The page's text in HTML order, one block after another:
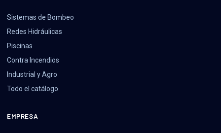
Sistemas de Bombeo
Redes Hidráulicas
Piscinas
Contra Incendios
Industrial y Agro
Todo el catálogo
EMPRESA